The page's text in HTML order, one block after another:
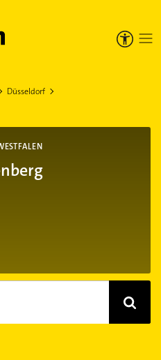
Düsseldorf